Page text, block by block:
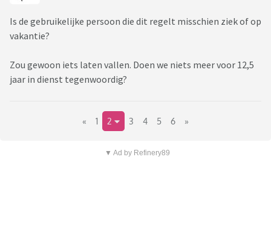
Is de gebruikelijke persoon die dit regelt misschien ziek of op
vakantie?
Zou gewoon iets laten vallen. Doen we niets meer voor 12,5
jaar in dienst tegenwoordig?
« 1 2 3 4 5 6 »
▼ Ad by Refinery89